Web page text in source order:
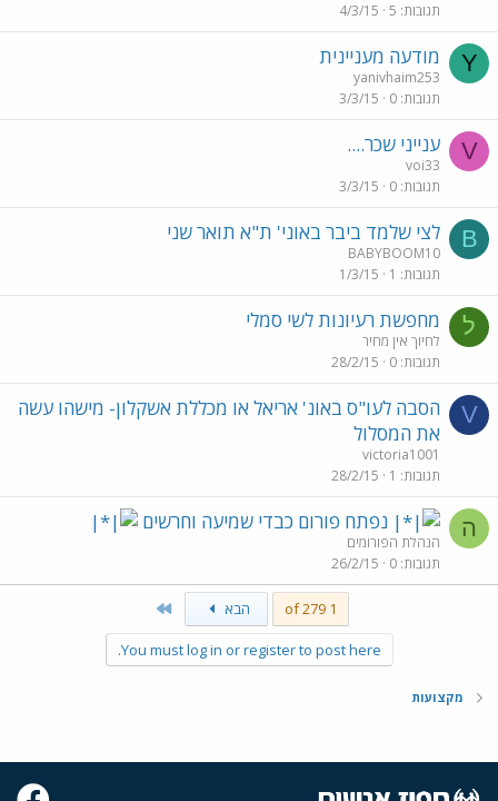
תגובות 5
4/3/15
Y מודעה מעניינית
yanivhaim253
תגובות 0
3/3/15
V ענייני שכר....
voi33
תגובות 0
3/3/15
B לצי שלמד ביבר באוני' ת"א תואר שני
BABYBOOM10
תגובות 1
1/3/15
ל מחפשת רעיונות לשי סמלי
לחיוך אין מחיר
תגובות 0
28/2/15
V
הסבה לעו"ס באונ' אריאל או מכללת אשקלון- מישהו עשה
את המסלול
victoria1001
תגובות 1
28/2/15
ה נפתח פורום כבדי שמיעה וחרשים
הנהלת הפורומים
תגובות 0
26/2/15
1 of 279 הבא
You must log in or register to post here.
מקצועות